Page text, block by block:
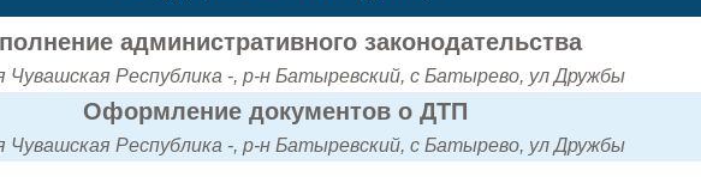
административного законодательства
Чувашская Республика -, р-н Батыревский, с Батырево, ул Дружбы
Оформление документов о ДТП
Чувашская Республика -, р-н Батыревский, с Батырево, ул Дружбы